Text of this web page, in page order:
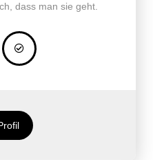
dass man sie geht.